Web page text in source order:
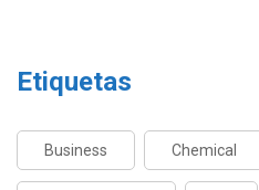
Etiquetas
Business Chemical